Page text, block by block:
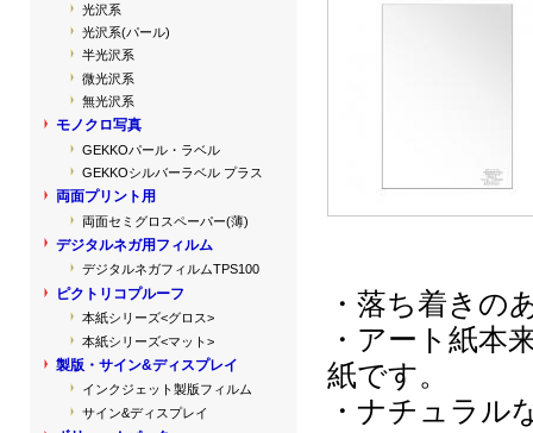
・落ち着きの
・アート紙本
紙です。
・ナチュラル
光沢系
光沢系(パール)
半光沢系
微光沢系
無光沢系
モノクロ写真
GEKKOパール・ラベル
GEKKOシルバーラベル プラス
両面プリント用
両面セミグロスペーパー(薄)
デジタルネガ用フィルム
デジタルネガフィルムTPS100
ピクトリコプルーフ
本紙シリーズ<グロス>
本紙シリーズ<マット>
製版・サイン&ディスプレイ
インクジェット製版フィルム
サイン&ディスプレイ